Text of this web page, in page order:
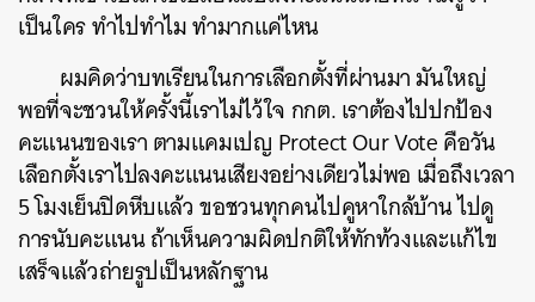
เป็นใคร ทำไปทำไม ทำมากแค่ไหน
ผมคิดว่าบทเรียนในการเลือกตั้งที่ผ่านมา มันใหญ่
พอที่จะชวนให้ครั้งนี้เราไม่ไว้ใจ กกต. เราต้องไปปกป้อง
คะแนนของเรา ตามแคมเปญ Protect Our Vote คือวัน
เลือกตั้งเราไปลงคะแนนเสียงอย่างเดียวไม่พอ เมื่อถึงเวลา
5 โมงเย็นปิดหีบแล้ว ขอชวนทุกคนไปคูหาใกล้บ้าน ไปดู
การนับคะแนน ถ้าเห็นความผิดปกติให้ทักท้วงและแก้ไข
เสร็จแล้วถ่ายรูปเป็นหลักฐาน